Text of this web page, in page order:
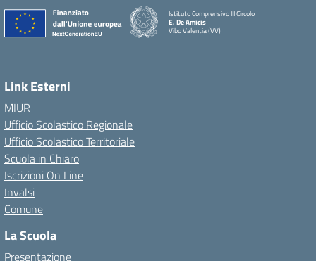
Istituto Comprensivo III Circolo
E. De Amicis
Vibo Valentia (VV)
Link Esterni
MIUR
Ufficio Scolastico Regionale
Ufficio Scolastico Territoriale
Scuola in Chiaro
Iscrizioni On Line
Invalsi
Comune
La Scuola
Presentazione